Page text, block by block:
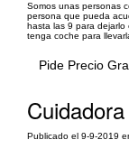
Somos unas personas
persona que pueda
hasta las 9 para
tenga coche para
Pide Precio
Publicado el 9-9-2019